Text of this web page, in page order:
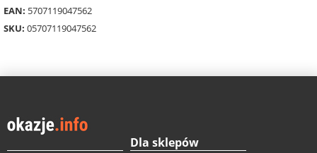
EAN: 5707119047562
SKU: 05707119047562
Dla sklepów